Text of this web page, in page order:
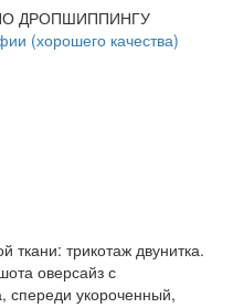
ДРОПШИППИНГУ
(хорошего качества)
ткани: трикотаж двунитка.
оверсайз с
спереди укороченный,